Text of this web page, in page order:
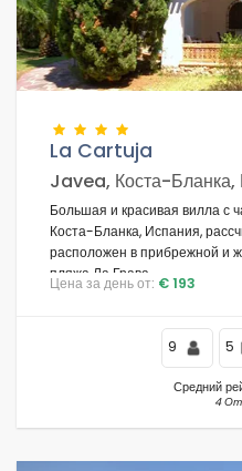
La Cartuja
Javea, Коста-Бланка,
Большая и красивая вилла с
Коста-Бланка, Испания,
расположен в прибрежной и
пляжа Ла Грава.
Цена за день от: € 193
9 5
Средний
4